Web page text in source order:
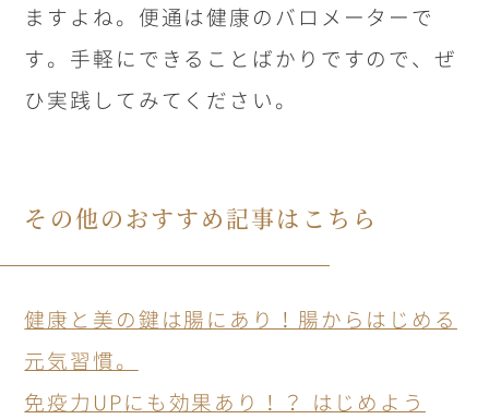
ますよね。便通は健康のバロメーターで
す。手軽にできることばかりですので、ぜ
ひ実践してみてください。
その他のおすすめ記事はこちら
健康と美の鍵は腸にあり！腸からはじめる
元気習慣。
免疫力 UPにも効果あり！？ はじめよう